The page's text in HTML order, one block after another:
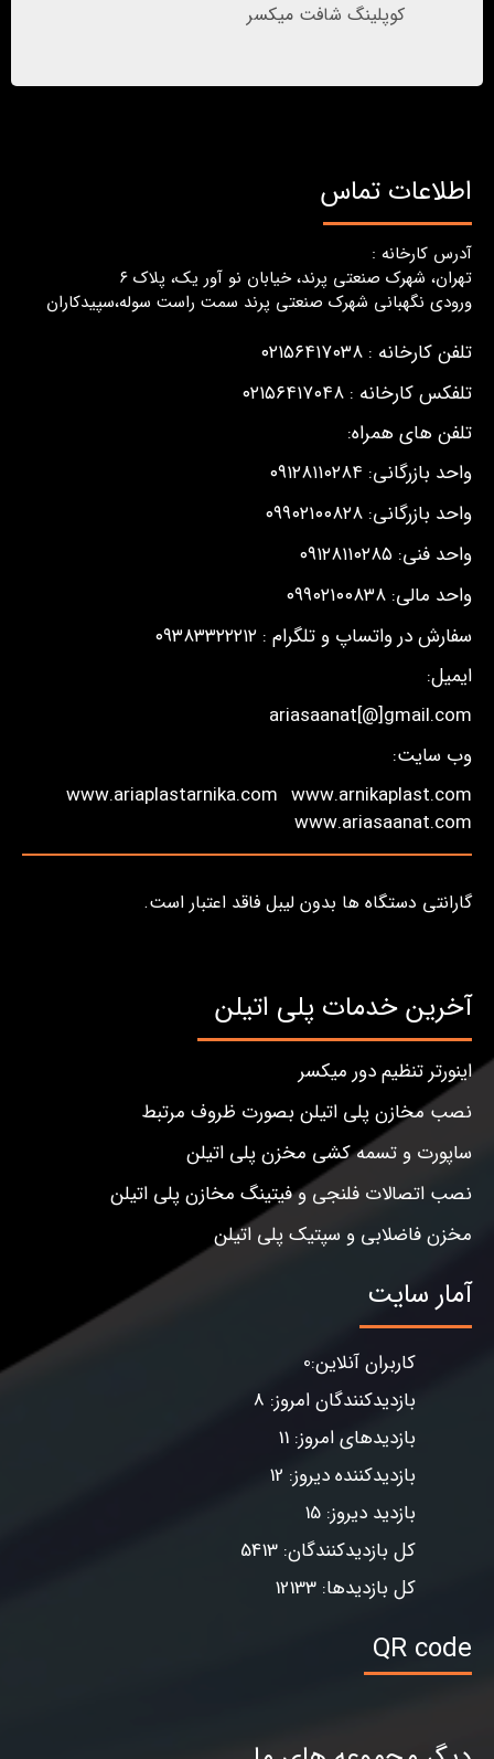
کوپلینگ شافت میکسر
اطلاعات تماس
آدرس کارخانه :
تهران، شهرک صنعتی پرند، خیابان نو آور یک، پلاک ٦
ورودی نگهبانی شهرک صنعتی پرند سمت راست سوله،سپیدکاران
تلفن کارخانه : ۰۲۱۵۶۴۱۷۰۳۸
تلفکس کارخانه : ۰۲۱۵۶۴۱۷۰۴۸
تلفن های همراه:
واحد بازرگانی: ۰۹۱۲۸۱۱۰۲۸۴
واحد بازرگانی: ۰۹۹۰۲۱۰۰۸۲۸
واحد فنی: ۰۹۱۲۸۱۱۰۲۸۵
واحد مالی: ۰۹۹۰۲۱۰۰۸۳۸
سفارش در واتساپ و تلگرام : ۰۹۳۸۳۳۲۲۲۱۲
ایمیل:
ariasaanat[@]gmail.com
وب سایت:
www.arnikaplast.com
www.ariaplastarnika.com
www.ariasaanat.com
گارانتی دستگاه ها بدون لیبل فاقد اعتبار است.
آخرین خدمات پلی اتیلن
اینورتر تنظیم دور میکسر
نصب مخازن پلی اتیلن بصورت ظروف مرتبط
ساپورت و تسمه کشی مخزن پلی اتیلن
نصب اتصالات فلنجی و فیتینگ مخازن پلی اتیلن
مخزن فاضلابی و سپتیک پلی اتیلن
آمار سایت
کاربران آنلاین:0
بازدیدکنندگان امروز: 8
بازدیدهای امروز: 11
بازدیدکننده دیروز: 12
بازدید دیروز: 15
کل بازدیدکنندگان: 5413
کل بازدیدها: 12133
QR code